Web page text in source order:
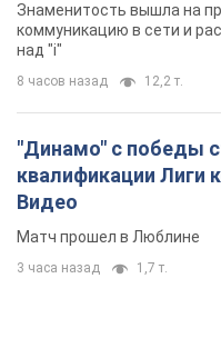
Знаменитость вышла на
коммуникацию в сети и
над "i"
8 часов назад 12,2 т.
"Динамо" с победы
квалификации Лиги
Видео
Матч прошел в Люблине
3 часа назад 1,7 т.